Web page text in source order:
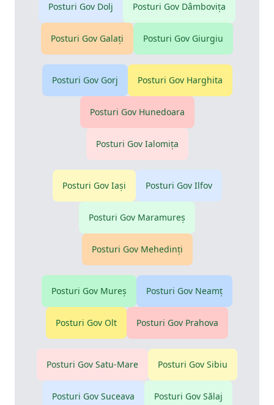
Posturi Gov Dolj Posturi Gov Dâmboviţa
Posturi Gov Galaţi Posturi Gov Giurgiu
Posturi Gov Gorj Posturi Gov Harghita
Posturi Gov Hunedoara
Posturi Gov Ialomiţa
Posturi Gov Iaşi Posturi Gov Ilfov
Posturi Gov Maramureş
Posturi Gov Mehedinţi
Posturi Gov Mureş Posturi Gov Neamţ
Posturi Gov Olt Posturi Gov Prahova
Posturi Gov Satu-Mare Posturi Gov Sibiu
Posturi Gov Suceava Posturi Gov Sălaj